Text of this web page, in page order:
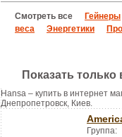
Смотреть все Гейнеры
веса
Энергетики
Показать только
Hansa – купить в интернет
Днепропетровск, Киев.
Группа: